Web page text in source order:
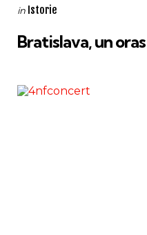
Categories
Posted
in Istorie
Bratislava, un